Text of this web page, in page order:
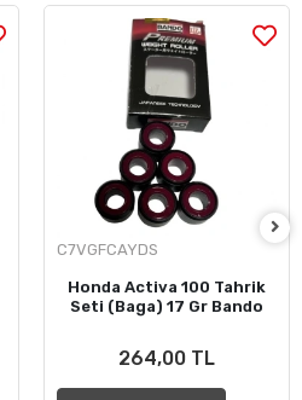
C7VGFCAYDS
Honda Activa 100 Tahrik
Seti (Baga) 17 Gr Bando
264,00 TL